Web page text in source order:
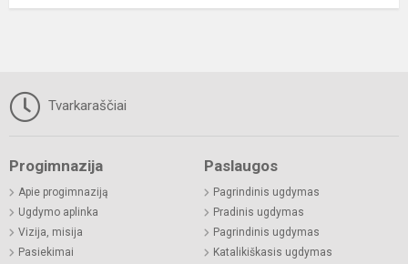
Tvarkaraščiai
Progimnazija
Apie progimnaziją
Ugdymo aplinka
Vizija, misija
Pasiekimai
Paslaugos
Pagrindinis ugdymas
Pradinis ugdymas
Pagrindinis ugdymas
Katalikiškasis ugdymas